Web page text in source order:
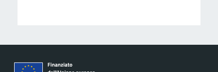
logo Unione Europea